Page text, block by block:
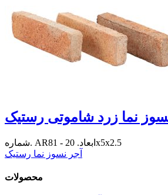
شماره. AR81 - ابعاد. 20x5x2.5
آجر نسوز نما رستیک
محصولات